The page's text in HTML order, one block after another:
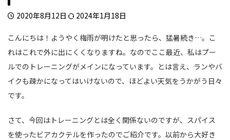
2020年8月12日 2024年1月18日
こんにちは！ようやく梅雨が明けたと思ったら、猛暑続き…。こ
れはこれで外に出にくくなりますね。なのでここ最近、私はプー
ルでのトレーニングがメインになっています。とは言え、ランやバ
イクも疎かになってはいけないので、ほどよい天気をうかがう日々
です。
さて、今回はトレーニングとは全く関係ないのですが、スパイス
を使ったビアカクテルを作ったのでご紹介です。以前から大好き